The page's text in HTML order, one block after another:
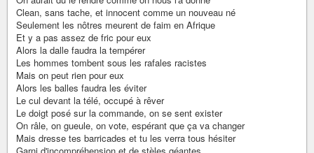
Clean, sans tache, et innocent comme un nouveau né
Seulement les nôtres meurent de faim en Afrique
Et y a pas assez de fric pour eux
Alors la dalle faudra la tempérer
Les hommes tombent sous les rafales racistes
Mais on peut rien pour eux
Alors les balles faudra les éviter
Le cul devant la télé, occupé à rêver
Le doigt posé sur la commande, on se sent exister
On râle, on gueule, on vote, espérant que ça va changer
Mais dresse tes barricades et tu les verra tous hésiter